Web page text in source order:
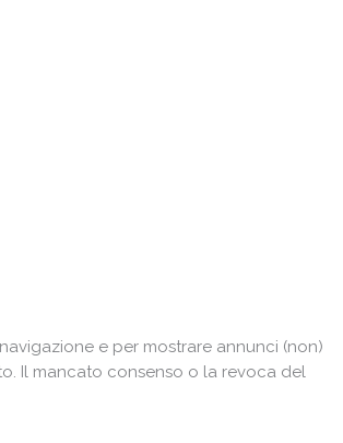
e per mostrare annunci (non)
Il mancato consenso o la revoca del